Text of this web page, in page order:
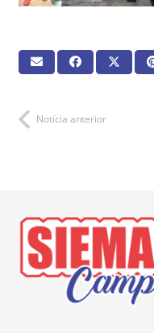
Notícia anterior